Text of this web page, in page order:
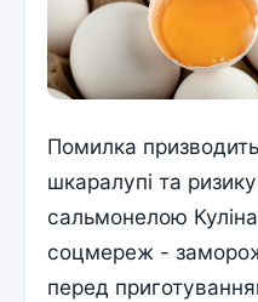
Помилка
шкаралупі та
сальмонелою
соцмереж -
перед